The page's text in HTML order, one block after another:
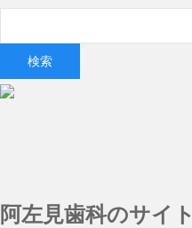
阿左見歯科のサイ